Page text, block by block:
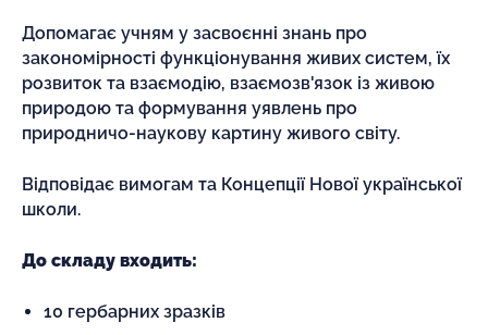
Допомагає учням у засвоєнні знань про
закономірності функціонування живих систем, їх
розвиток та взаємодію, взаємозв'язок із живою
природою та формування уявлень про
природничо-наукову картину живого світу.
Відповідає вимогам та Концепції Нової української
школи.
До складу входить:
10 гербарних зразків